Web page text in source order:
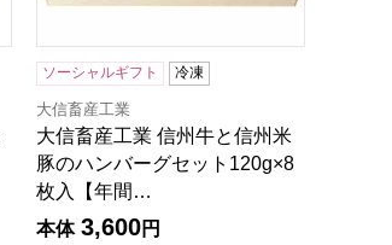
ソーシャルギフト 冷凍
大信畜産工業
大信畜産工業 信州牛と信州米
豚のハンバーグセット120g×8
枚入【年間…
本体 3,600円